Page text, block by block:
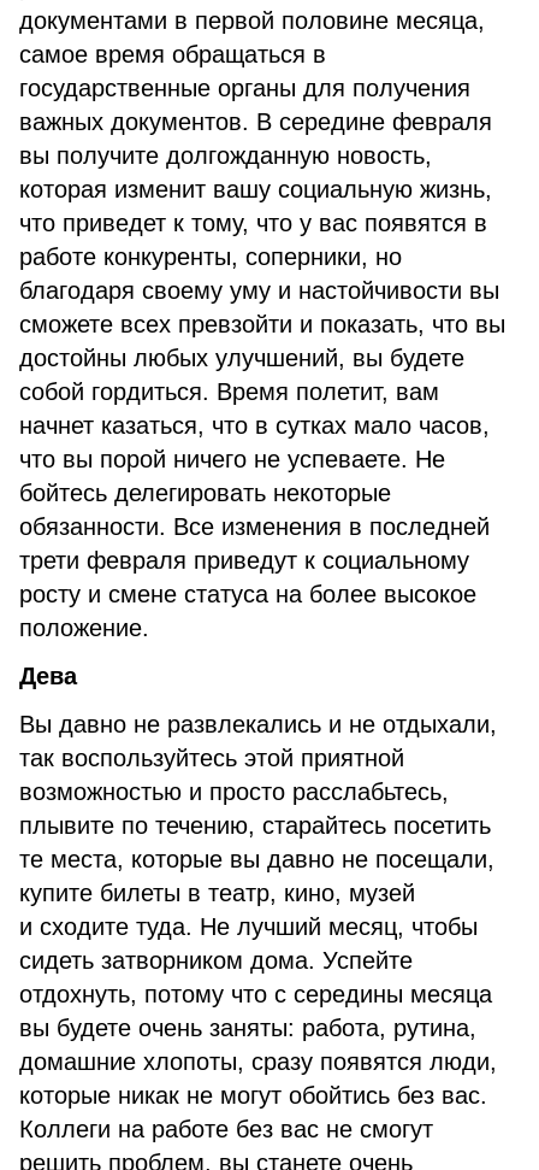
документами в первой половине месяца,
самое время обращаться в
государственные органы для получения
важных документов. В середине февраля
вы получите долгожданную новость,
которая изменит вашу социальную жизнь,
что приведет к тому, что у вас появятся в
работе конкуренты, соперники, но
благодаря своему уму и настойчивости вы
сможете всех превзойти и показать, что вы
достойны любых улучшений, вы будете
собой гордиться. Время полетит, вам
начнет казаться, что в сутках мало часов,
что вы порой ничего не успеваете. Не
бойтесь делегировать некоторые
обязанности. Все изменения в последней
трети февраля приведут к социальному
росту и смене статуса на более высокое
положение.
Дева
Вы давно не развлекались и не отдыхали,
так воспользуйтесь этой приятной
возможностью и просто расслабьтесь,
плывите по течению, старайтесь посетить
те места, которые вы давно не посещали,
купите билеты в театр, кино, музей
и сходите туда. Не лучший месяц, чтобы
сидеть затворником дома. Успейте
отдохнуть, потому что с середины месяца
вы будете очень заняты: работа, рутина,
домашние хлопоты, сразу появятся люди,
которые никак не могут обойтись без вас.
Коллеги на работе без вас не смогут
решить проблем, вы станете очень